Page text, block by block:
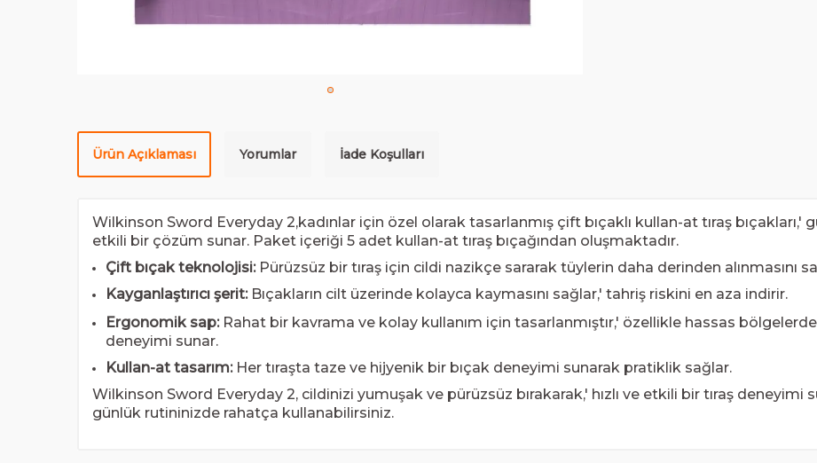
Ürün Açıklaması Yorumlar İade Koşulları
Wilkinson Sword Everyday 2,kadınlar için özel olarak tasarlanmış çift bıçaklı kullan-at tıraş bıçakları,'
etkili bir çözüm sunar. Paket içeriği 5 adet kullan-at tıraş bıçağından oluşmaktadır.
Çift bıçak teknolojisi:Pürüzsüz bir tıraş için cildi nazikçe sararak tüylerin daha derinden alınmasını
Kayganlaştırıcı şerit:Bıçakların cilt üzerinde kolayca kaymasını sağlar,' tahriş riskini en aza indirir.
Ergonomik sap:Rahat bir kavrama ve kolay kullanım için tasarlanmıştır,' özellikle hassas
deneyimi sunar.
Kullan-at tasarım:Her tıraşta taze ve hijyenik bir bıçak deneyimi sunarak pratiklik sağlar.
Wilkinson Sword Everyday 2, cildinizi yumuşak ve pürüzsüz bırakarak,' hızlı ve etkili bir tıraş
günlük rutininizde rahatça kullanabilirsiniz.